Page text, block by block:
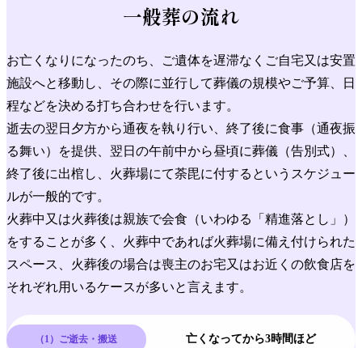
一般葬の流れ
お亡くなりになったのち、ご遺体を遅滞なくご自宅又は安置
施設へと移動し、その際に並行して葬儀の規模やご予算、日
程などを決める打ち合わせを行います。
逝去の翌日夕方から通夜を執り行い、終了後に食事（通夜振
る舞い）を提供、翌日の午前中から昼頃に葬儀（告別式）、
終了後に出棺し、火葬場にて荼毘に付するというスケジュー
ルが一般的です。
火葬中又は火葬後は親族で会食（いわゆる「精進落とし」）
をすることが多く、火葬中であれば火葬場に備え付けられた
スペース、火葬後の場合は喪主のお宅又はお近くの飲食店を
それぞれ用いるケースが多いと言えます。
（1）ご逝去・搬送 亡くなってから3時間ほど